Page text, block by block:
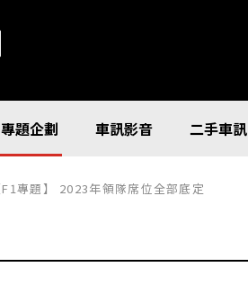
專題企劃 車訊影音 二手車訊
F1專題】 2023年領隊席位全部底定